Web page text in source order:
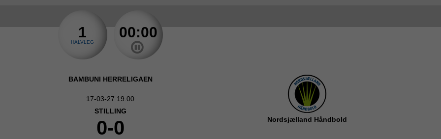
1
HALVLEG
00:00
BAMBUNI HERRELIGAEN
17-03-27 19:00
STILLING
0-0 Nordsjælland Håndbold